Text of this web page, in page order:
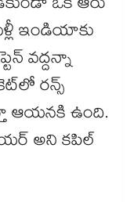
ఇండియాకు
వద్దన్నా
రన్స్
ఆయనకి ఉంది.
అని కపిల్